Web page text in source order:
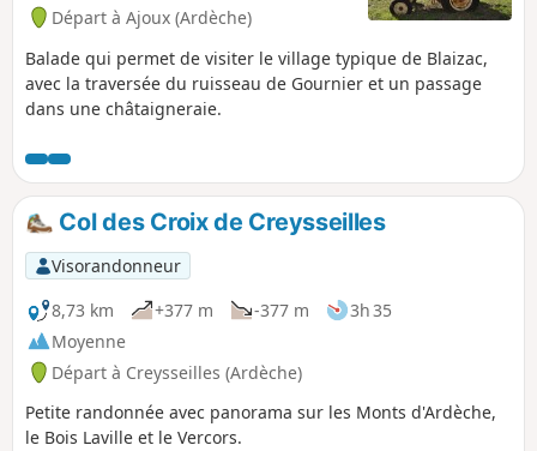
Départ à Ajoux (Ardèche)
Balade qui permet de visiter le village typique de Blaizac,
avec la traversée du ruisseau de Gournier et un passage
dans une châtaigneraie.
Col des Croix de Creysseilles
Visorandonneur
8,73 km
+377 m -377 m
3h 35
Moyenne
Départ à Creysseilles (Ardèche)
Petite randonnée avec panorama sur les Monts d'Ardèche,
le Bois Laville et le Vercors.